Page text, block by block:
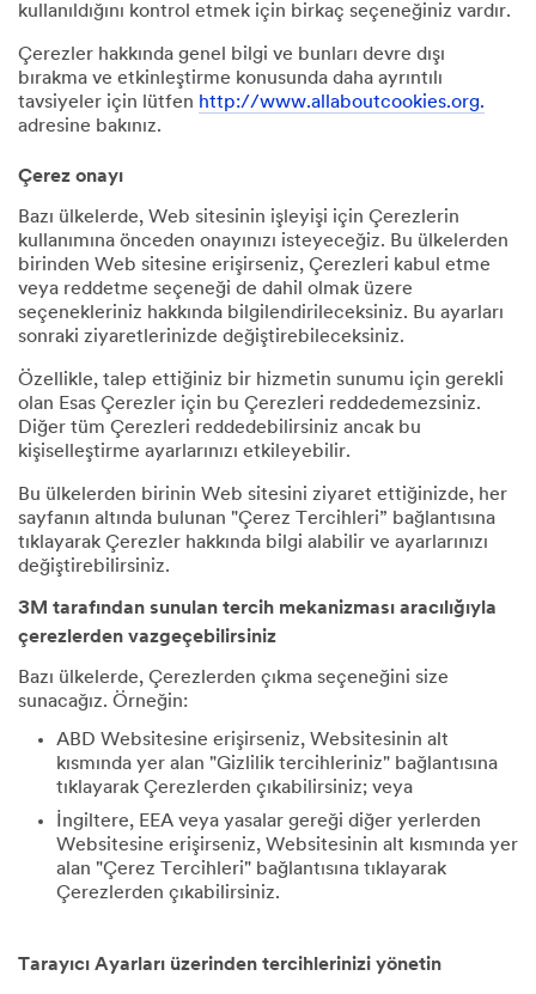
kullanıldığını kontrol etmek için birkaç seçeneğiniz vardır.
Çerezler hakkında genel bilgi ve bunları devre dışı
bırakma ve etkinleştirme konusunda daha ayrıntılı
tavsiyeler için lütfen http://www.allaboutcookies.org.
adresine bakınız.
Çerez onayı
Bazı ülkelerde, Web sitesinin işleyişi için Çerezlerin
kullanımına önceden onayınızı isteyeceğiz. Bu ülkelerden
birinden Web sitesine erişirseniz, Çerezleri kabul etme
veya reddetme seçeneği de dahil olmak üzere
seçenekleriniz hakkında bilgilendirileceksiniz. Bu ayarları
sonraki ziyaretlerinizde değiştirebileceksiniz.
Özellikle, talep ettiğiniz bir hizmetin sunumu için gerekli
olan Esas Çerezler için bu Çerezleri reddedemezsiniz.
Diğer tüm Çerezleri reddedebilirsiniz ancak bu
kişiselleştirme ayarlarınızı etkileyebilir.
Bu ülkelerden birinin Web sitesini ziyaret ettiğinizde, her
sayfanın altında bulunan "Çerez Tercihleri” bağlantısına
tıklayarak Çerezler hakkında bilgi alabilir ve ayarlarınızı
değiştirebilirsiniz.
3M tarafından sunulan tercih mekanizması aracılığıyla
çerezlerden vazgeçebilirsiniz
Bazı ülkelerde, Çerezlerden çıkma seçeneğini size
sunacağız. Örneğin:
ABD Websitesine erişirseniz, Websitesinin alt
kısmında yer alan "Gizlilik tercihleriniz" bağlantısına
tıklayarak Çerezlerden çıkabilirsiniz; veya
İngiltere, EEA veya yasalar gereği diğer yerlerden
Websitesine erişirseniz, Websitesinin alt kısmında yer
alan "Çerez Tercihleri" bağlantısına tıklayarak
Çerezlerden çıkabilirsiniz.
Tarayıcı Ayarları üzerinden tercihlerinizi yönetin